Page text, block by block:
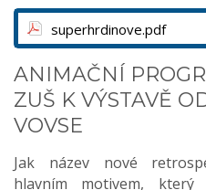
superhrdinove.pdf
ANIMAČNÍ
ZUŠ K VÝSTAVĚ
VOVSE
Jak název nové
hlavním motivem, který